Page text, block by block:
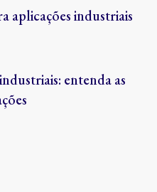
aplicações industriais
entenda as